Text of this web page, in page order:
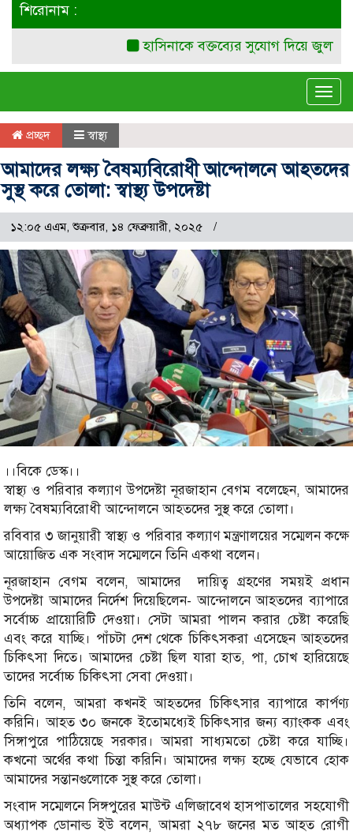
শিরোনাম :
হাসিনাকে বক্তব্যের সুযোগ দিয়ে জুলাই
প্রচ্ছদ স্বাস্থ্য
আমাদের লক্ষ্য বৈষম্যবিরোধী আন্দোলনে আহতদের
সুস্থ করে তোলা: স্বাস্থ্য উপদেষ্টা
১২:০৫ এএম, শুক্রবার, ১৪ ফেব্রুয়ারী, ২০২৫
।।বিকে ডেস্ক।।
স্বাস্থ্য ও পরিবার কল্যাণ উপদেষ্টা নূরজাহান বেগম বলেছেন, আমাদের
লক্ষ্য বৈষম্যবিরোধী আন্দোলনে আহতদের সুস্থ করে তোলা।
রবিবার ৩ জানুয়ারী স্বাস্থ্য ও পরিবার কল্যাণ মন্ত্রণালয়ের সম্মেলন কক্ষে
আয়োজিত এক সংবাদ সম্মেলনে তিনি একথা বলেন।
নূরজাহান বেগম বলেন, আমাদের দায়িত্ব গ্রহণের সময়ই প্রধান
উপদেষ্টা আমাদের নির্দেশ দিয়েছিলেন- আন্দোলনে আহতদের ব্যাপারে
সর্বোচ্চ প্রায়োরিটি দেওয়া। সেটা আমরা পালন করার চেষ্টা করেছি
এবং করে যাচ্ছি। পাঁচটা দেশ থেকে চিকিৎসকরা এসেছেন আহতদের
চিকিৎসা দিতে। আমাদের চেষ্টা ছিল যারা হাত, পা, চোখ হারিয়েছে
তাদের সর্বোচ্চ চিকিৎসা সেবা দেওয়া।
তিনি বলেন, আমরা কখনই আহতদের চিকিৎসার ব্যাপারে কার্পণ্য
করিনি। আহত ৩০ জনকে ইতোমধ্যেই চিকিৎসার জন্য ব্যাংকক এবং
সিঙ্গাপুরে পাঠিয়েছে সরকার। আমরা সাধ্যমতো চেষ্টা করে যাচ্ছি।
কখনো অর্থের কথা চিন্তা করিনি। আমাদের লক্ষ্য হচ্ছে যেভাবে হোক
আমাদের সন্তানগুলোকে সুস্থ করে তোলা।
সংবাদ সম্মেলনে সিঙ্গপুরের মাউন্ট এলিজাবেথ হাসপাতালের সহযোগী
অধ্যাপক ডোনাল্ড ইউ বলেন, আমরা ২৭৮ জনের মত আহত রোগী